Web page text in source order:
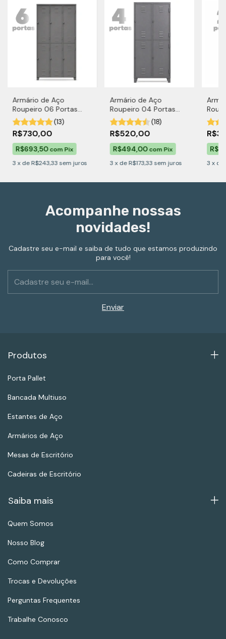
Armário de Aço
Roupeiro 06 Portas
Grandes
(13)
R$730,00
R$693,50com Pix
3 xdeR$243,33 sem juros
Armário de Aço
Roupeiro 04 Portas
Grandes
(18)
R$520,00
R$494,00com Pix
3 xdeR$173,33 sem juros 3 x de
Acompanhe nossas
novidades!
Cadastre seu e-mail e saiba de tudo que estamos produzindo
para você!
Produtos
Porta Pallet
Bancada Multiuso
Estantes de Aço
Armários de Aço
Mesas de Escritório
Cadeiras de Escritório
Saiba mais
Quem Somos
Nosso Blog
Como Comprar
Trocas e Devoluções
Perguntas Frequentes
Trabalhe Conosco